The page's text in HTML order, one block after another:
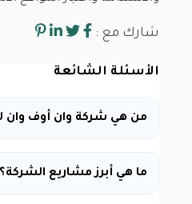
شارك مع :
الأسئلة الشائعة
من هي شركة وان أوف وان
ما هي أبرز مشاريع الشركة؟